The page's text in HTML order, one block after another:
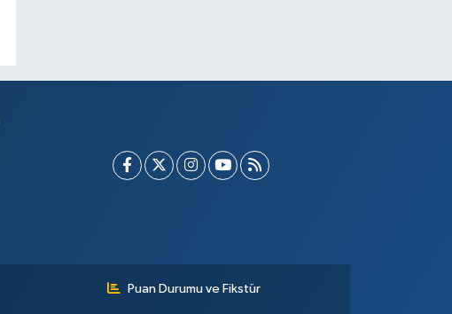
Puan Durumu ve Fikstür